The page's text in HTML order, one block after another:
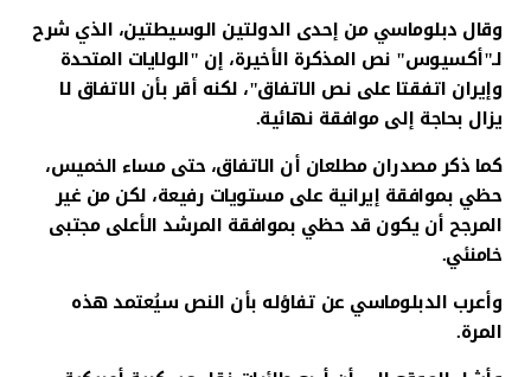
وقال دبلوماسي من إحدى الدولتين الوسيطتين، الذي شرح
لـ"أكسيوس" نص المذكرة الأخيرة، إن "الولايات المتحدة
وإيران اتفقتا على نص الاتفاق"، لكنه أقر بأن الاتفاق لا
يزال بحاجة إلى موافقة نهائية.
كما ذكر مصدران مطلعان أن الاتفاق، حتى مساء الخميس،
حظي بموافقة إيرانية على مستويات رفيعة، لكن من غير
المرجح أن يكون قد حظي بموافقة المرشد الأعلى مجتبى
خامنئي.
وأعرب الدبلوماسي عن تفاؤله بأن النص سيُعتمد هذه
المرة.